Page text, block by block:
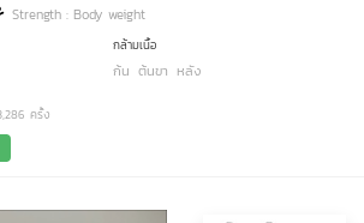
Strength : Body weight
กล้ามเนื้อ
ก้น ต้นขา หลัง
ครั้ง